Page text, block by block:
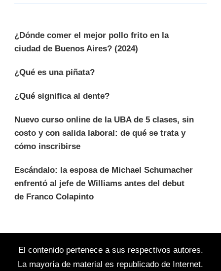
¿Dónde comer el mejor pollo frito en la
ciudad de Buenos Aires? (2024)
¿Qué es una piñata?
¿Qué significa al dente?
Nuevo curso online de la UBA de 5 clases, sin
costo y con salida laboral: de qué se trata y
cómo inscribirse
Escándalo: la esposa de Michael Schumacher
enfrentó al jefe de Williams antes del debut
de Franco Colapinto
El contenido pertenece a sus respectivos autores.
La mayoría de material es republicado de Internet.